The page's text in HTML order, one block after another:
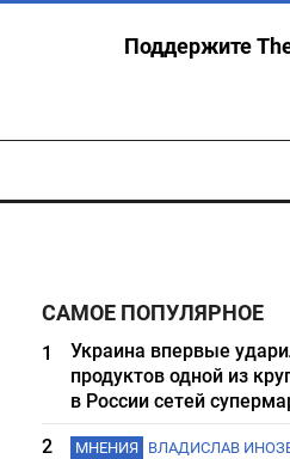
Поддержите
САМОЕ ПОПУЛЯРНОЕ
1
Украина впервые
продуктов одной из
в России сетей
2
МНЕНИЯ ВЛАДИСЛАВ